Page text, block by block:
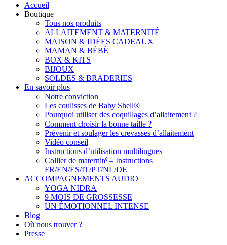
Accueil
Boutique
Tous nos produits
ALLAITEMENT & MATERNITÉ
MAISON & IDÉES CADEAUX
MAMAN & BÉBÉ
BOX & KITS
BIJOUX
SOLDES & BRADERIES
En savoir plus
Notre conviction
Les coulisses de Baby Shell®
Pourquoi utiliser des coquillages d’allaitement ?
Comment choisir la bonne taille ?
Prévenir et soulager les crevasses d’allaitement
Vidéo conseil
Instructions d’utilisation multilingues
Collier de maternité – Instructions
FR/EN/ES/IT/PT/NL/DE
ACCOMPAGNEMENTS AUDIO
YOGA NIDRA
9 MOIS DE GROSSESSE
UN ÉMOTIONNEL INTENSE
Blog
Où nous trouver ?
Presse